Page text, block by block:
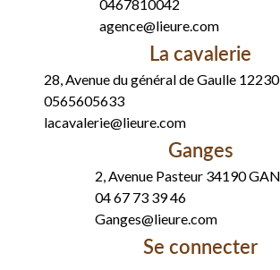
0467810042
agence@lieure.com
La cavalerie
28, Avenue du général de Gaulle
0565605633
lacavalerie@lieure.com
Ganges
2, Avenue Pasteur 34190
04 67 73 39 46
Ganges@lieure.com
Se connecter